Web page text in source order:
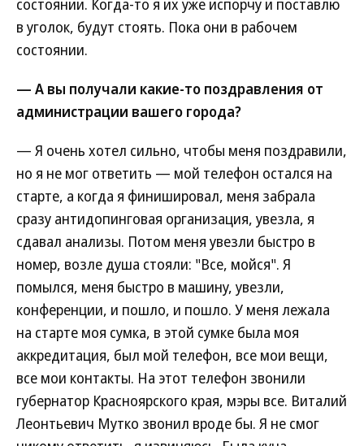
состоянии. Когда-то я их уже испорчу и поставлю
в уголок, будут стоять. Пока они в рабочем
состоянии.
— А вы получали какие-то поздравления от
администрации вашего города?
— Я очень хотел сильно, чтобы меня поздравили,
но я не мог ответить — мой телефон остался на
старте, а когда я финишировал, меня забрала
сразу антидопинговая организация, увезла, я
сдавал анализы. Потом меня увезли быстро в
номер, возле душа стояли: "Все, мойся". Я
помылся, меня быстро в машину, увезли,
конференции, и пошло, и пошло. У меня лежала
на старте моя сумка, в этой сумке была моя
аккредитация, был мой телефон, все мои вещи,
все мои контакты. На этот телефон звонили
губернатор Красноярского края, мэры все. Виталий
Леонтьевич Мутко звонил вроде бы. Я не смог